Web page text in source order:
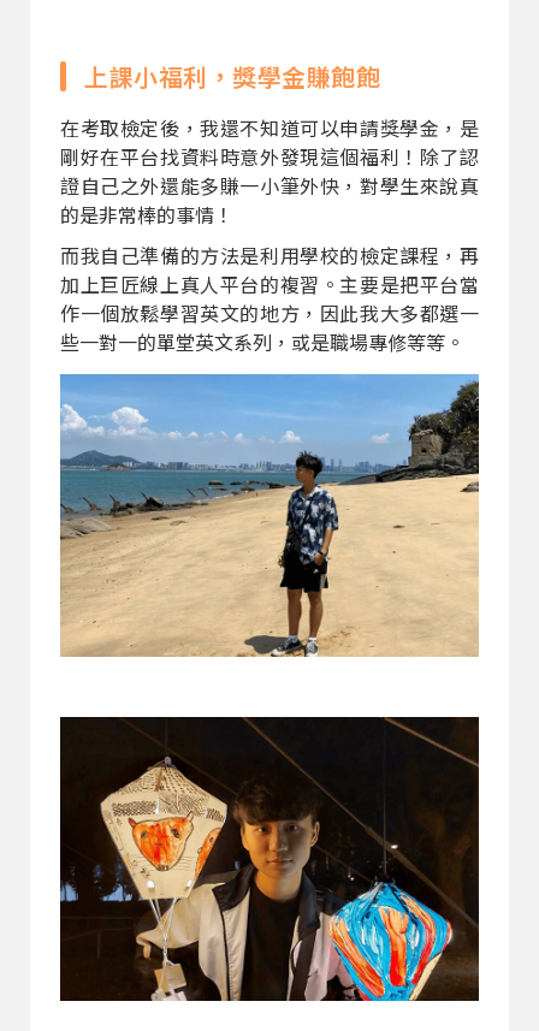
上課小福利，獎學金賺飽飽
在考取檢定後，我還不知道可以申請獎學金，是
剛好在平台找資料時意外發現這個福利！除了認
證自己之外還能多賺一小筆外快，對學生來說真
的是非常棒的事情！
而我自己準備的方法是利用學校的檢定課程，再
加上巨匠線上真人平台的複習。主要是把平台當
作一個放鬆學習英文的地方，因此我大多都選一
些一對一的單堂英文系列，或是職場專修等等。